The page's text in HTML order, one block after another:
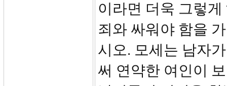
이라면 더욱 그렇
죄와 싸워야 함을
시오. 모세는 남자
써 연약한 여인이